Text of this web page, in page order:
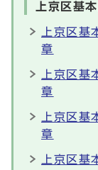
上京区基
上京区
章
上京区
章
上京区
章
上京区